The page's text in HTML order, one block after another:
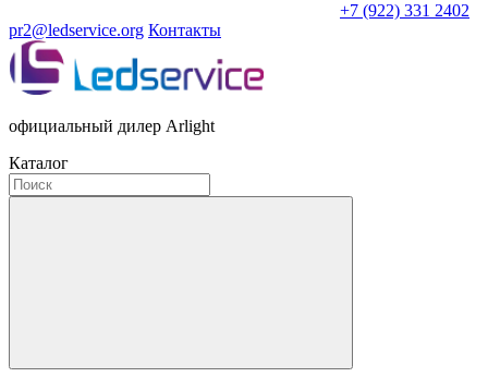
+7 (922) 331 2402
pr2@ledservice.org Контакты
официальный дилер Arlight
Каталог